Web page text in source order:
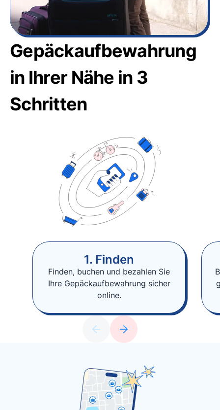
Gepäckaufbewahrung
in Ihrer Nähe in 3
Schritten
1. Finden
Finden, buchen und bezahlen Sie
Ihre Gepäckaufbewahrung sicher
online.